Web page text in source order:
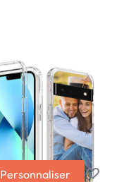
Personnaliser